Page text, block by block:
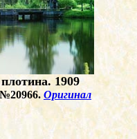
1909
Оригинал